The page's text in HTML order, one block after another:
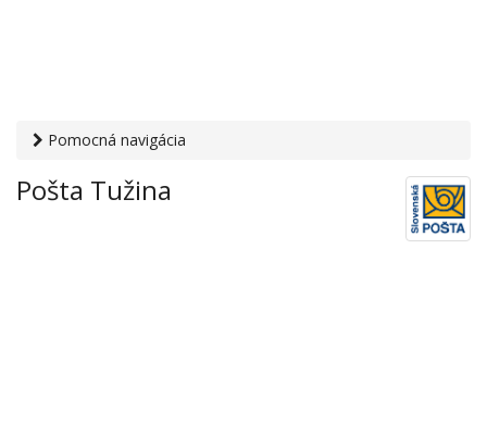
Pomocná navigácia
služby› Pošty› Pošta Tužina
Pošta Tužina